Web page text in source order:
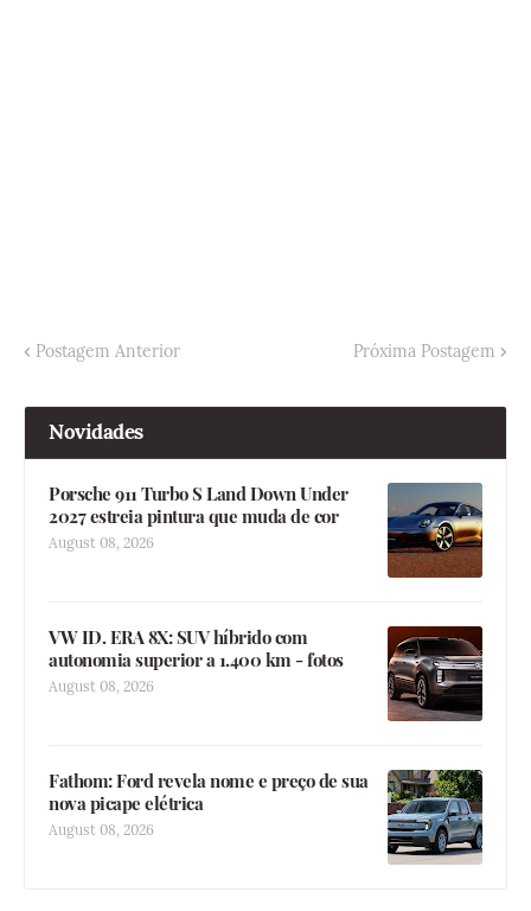
Postagem Anterior Próxima Postagem
Novidades
Porsche 911 Turbo S Land Down Under
2027 estreia pintura que muda de cor
August 08, 2026
VW ID. ERA 8X: SUV híbrido com
autonomia superior a 1.400 km - fotos
August 08, 2026
Fathom: Ford revela nome e preço de sua
nova picape elétrica
August 08, 2026